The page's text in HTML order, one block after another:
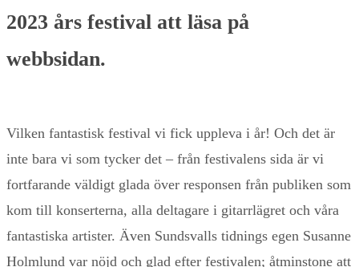
2023 års festival att läsa på
webbsidan.
Vilken fantastisk festival vi fick uppleva i år! Och det är
inte bara vi som tycker det – från festivalens sida är vi
fortfarande väldigt glada över responsen från publiken som
kom till konserterna, alla deltagare i gitarrlägret och våra
fantastiska artister. Även Sundsvalls tidnings egen Susanne
Holmlund var nöjd och glad efter festivalen; åtminstone att